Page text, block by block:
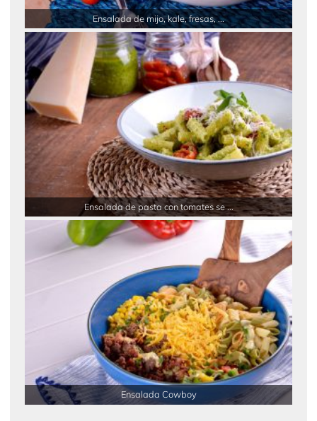
Ensalada de mijo, kale, fresas, ...
Ensalada de pasta con tomates se ...
Ensalada Cowboy